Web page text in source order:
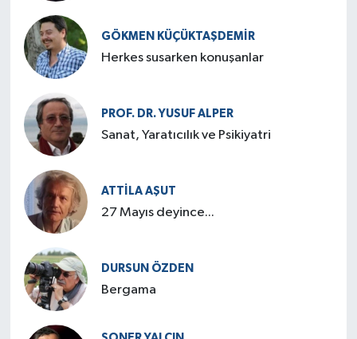
GÖKMEN KÜÇÜKTAŞDEMIR
Herkes susarken konuşanlar
PROF. DR. YUSUF ALPER
Sanat, Yaratıcılık ve Psikiyatri
ATTILA AŞUT
27 Mayıs deyince...
DURSUN ÖZDEN
Bergama